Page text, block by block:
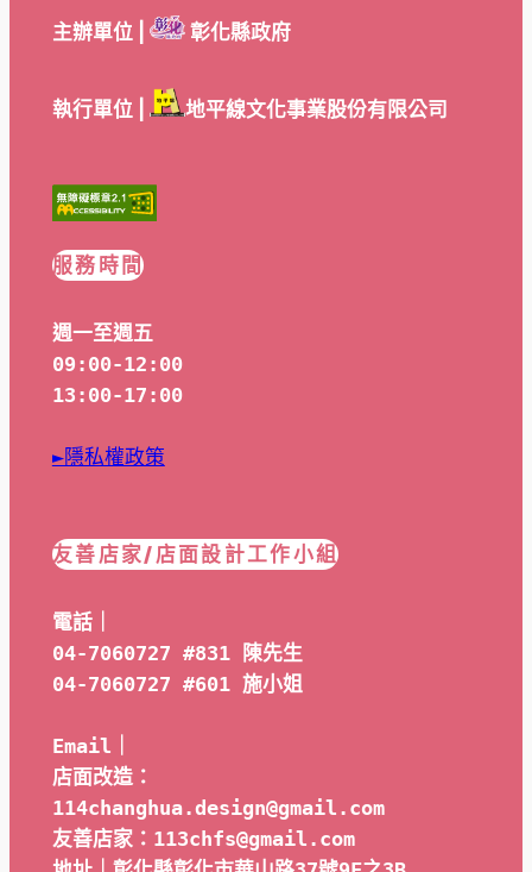
主辦單位 | 彰化縣政府
執行單位 | 地平線文化事業股份有限公司
服務時間
週一至週五
09:00-12:00
13:00-17:00
►隱私權政策
友善店家/店面設計工作小組
電話｜
04-7060727 #831 陳先生
04-7060727 #601 施小姐
Email｜
店面改造：
114changhua.design@gmail.com
友善店家：113chfs@gmail.com